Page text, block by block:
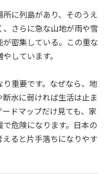
に列島があり、そのうえ
さらに急な山地が雨や雪
密集している。この重な
しています。
重要です。なぜなら、地
水に弱ければ生活は止ま
ドマップだけ見ても、家
危険になります。日本の
ると片手落ちになりやす